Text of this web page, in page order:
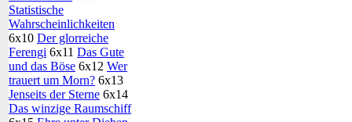
Statistische
Wahrscheinlichkeiten
6x10 Der glorreiche
Ferengi 6x11 Das Gute
und das Böse 6x12 Wer
trauert um Morn? 6x13
Jenseits der Sterne 6x14
Das winzige Raumschiff